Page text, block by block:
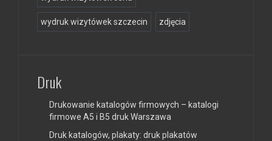
wydruk wizytówek szczecin zdjęcia
Druk
Drukowanie katalogów firmowych – katalogi
firmowe A5 i B5 druk Warszawa
Druk katalogów, plakaty: druk plakatów